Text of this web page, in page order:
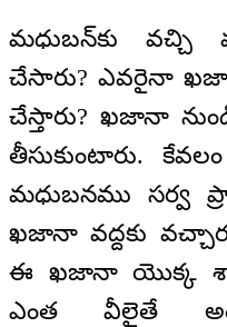
మధుబన్‌కు వచ్చి
చేసారు? ఎవరైనా
చేస్తారు? ఖజానా
తీసుకుంటారు.
మధుబనము సర్వ
ఖజానా వద్దకు
ఈ ఖజానా యొక్క
ఎంత వీలైతే